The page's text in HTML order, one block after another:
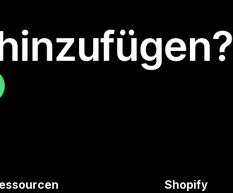
Shopify